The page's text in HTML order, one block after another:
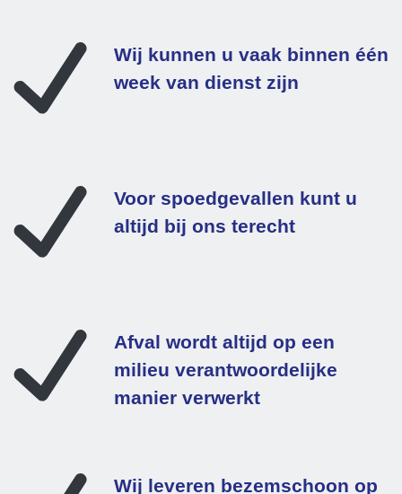
Wij kunnen u vaak binnen één
week van dienst zijn
Voor spoedgevallen kunt u
altijd bij ons terecht
Afval wordt altijd op een
milieu verantwoordelijke
manier verwerkt
Wij leveren bezemschoon op